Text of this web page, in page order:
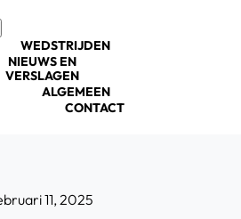
WEDSTRIJDEN
NIEUWS EN
VERSLAGEN
ALGEMEEN
CONTACT
11, 2025